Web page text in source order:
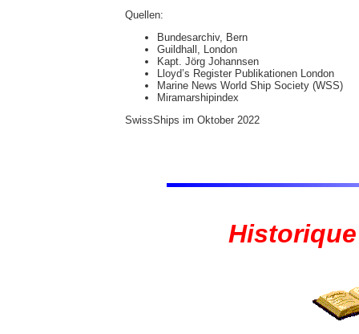
Quellen:
Bundesarchiv, Bern
Guildhall, London
Kapt. Jörg Johannsen
Lloyd’s Register Publikationen London
Marine News World Ship Society (WSS)
Miramarshipindex
SwissShips im Oktober 2022